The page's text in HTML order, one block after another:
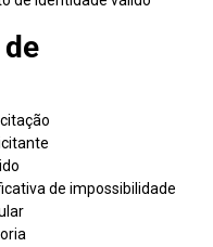
de impossibilidade